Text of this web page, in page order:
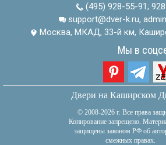
(495) 928-55-91;
support@dver-k.ru,
Москва, МКАД, 33-й км,
Мы в
Двери на Каширском
© 2008-2026 г. Все права
Копирование запрещено.
защищены законом РФ об
смежных правах.